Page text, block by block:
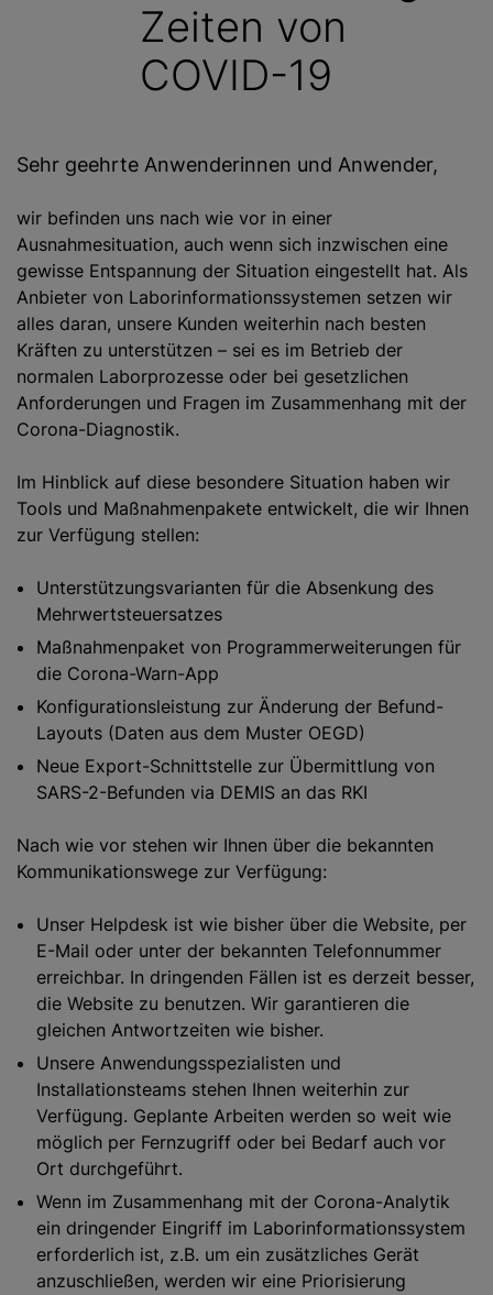
Zeiten von
COVID-19
Sehr geehrte Anwenderinnen und Anwender,
wir befinden uns nach wie vor in einer
Ausnahmesituation, auch wenn sich inzwischen eine
gewisse Entspannung der Situation eingestellt hat. Als
Anbieter von Laborinformationssystemen setzen wir
alles daran, unsere Kunden weiterhin nach besten
Kräften zu unterstützen – sei es im Betrieb der
normalen Laborprozesse oder bei gesetzlichen
Anforderungen und Fragen im Zusammenhang mit der
Corona-Diagnostik.
Im Hinblick auf diese besondere Situation haben wir
Tools und Maßnahmenpakete entwickelt, die wir Ihnen
zur Verfügung stellen:
Unterstützungsvarianten für die Absenkung des
Mehrwertsteuersatzes
Maßnahmenpaket von Programmerweiterungen für
die Corona-Warn-App
Konfigurationsleistung zur Änderung der Befund-
Layouts (Daten aus dem Muster OEGD)
Neue Export-Schnittstelle zur Übermittlung von
SARS-2-Befunden via DEMIS an das RKI
Nach wie vor stehen wir Ihnen über die bekannten
Kommunikationswege zur Verfügung:
Unser Helpdesk ist wie bisher über die Website, per
E-Mail oder unter der bekannten Telefonnummer
erreichbar. In dringenden Fällen ist es derzeit besser,
die Website zu benutzen. Wir garantieren die
gleichen Antwortzeiten wie bisher.
Unsere Anwendungsspezialisten und
Installationsteams stehen Ihnen weiterhin zur
Verfügung. Geplante Arbeiten werden so weit wie
möglich per Fernzugriff oder bei Bedarf auch vor
Ort durchgeführt.
Wenn im Zusammenhang mit der Corona-Analytik
ein dringender Eingriff im Laborinformationssystem
erforderlich ist, z.B. um ein zusätzliches Gerät
anzuschließen, werden wir eine Priorisierung